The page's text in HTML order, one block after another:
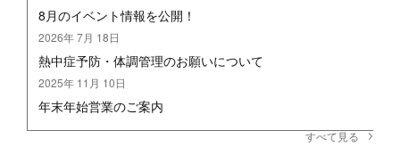
8月のイベント情報を公開！
2026年 7月 18日
熱中症予防・体調管理のお願いについて
2025年 11月 10日
年末年始営業のご案内
すべて見る